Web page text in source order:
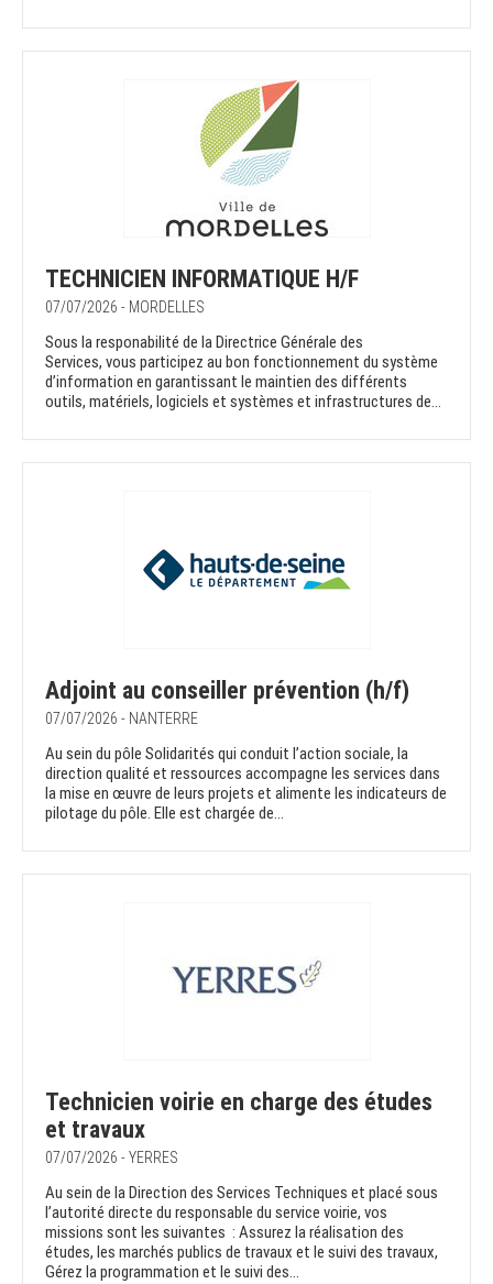
TECHNICIEN INFORMATIQUE H/F
07/07/2026 - MORDELLES
Sous la responabilité de la Directrice Générale des
Services, vous participez au bon fonctionnement du système
d’information en garantissant le maintien des différents
outils, matériels, logiciels et systèmes et infrastructures de...
Adjoint au conseiller prévention (h/f)
07/07/2026 - NANTERRE
Au sein du pôle Solidarités qui conduit l’action sociale, la
direction qualité et ressources accompagne les services dans
la mise en œuvre de leurs projets et alimente les indicateurs de
pilotage du pôle. Elle est chargée de...
Technicien voirie en charge des études
et travaux
07/07/2026 - YERRES
Au sein de la Direction des Services Techniques et placé sous
l’autorité directe du responsable du service voirie, vos
missions sont les suivantes : Assurez la réalisation des
études, les marchés publics de travaux et le suivi des travaux,
Gérez la programmation et le suivi des...